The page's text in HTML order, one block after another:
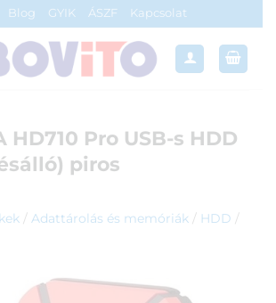
Blog GYIK ÁSZF Kapcsolat
HD710 Pro USB-s HDD
piros
/ Adattárolás és memóriák / HDD /